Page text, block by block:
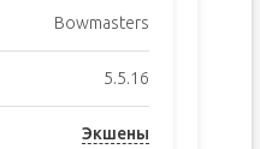
Bowmasters
5.5.16
Экшены